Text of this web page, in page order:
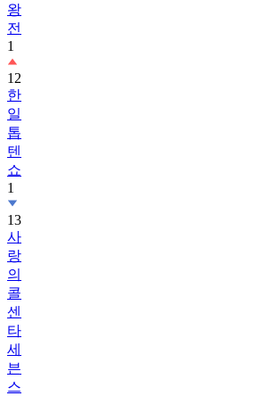
왕
전
1
12
한
일
톱
텐
쇼
1
13
사
랑
의
콜
센
타
세
븐
스